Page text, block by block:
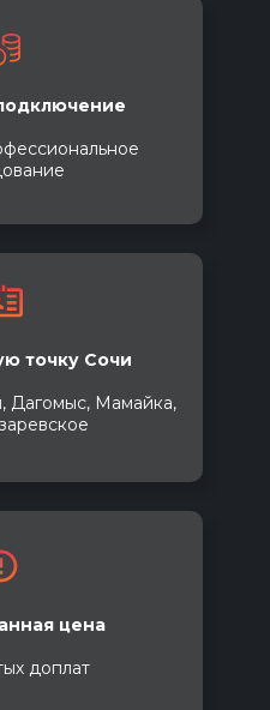
точку Сочи
Дагомыс, Мамайка,
цена
доплат